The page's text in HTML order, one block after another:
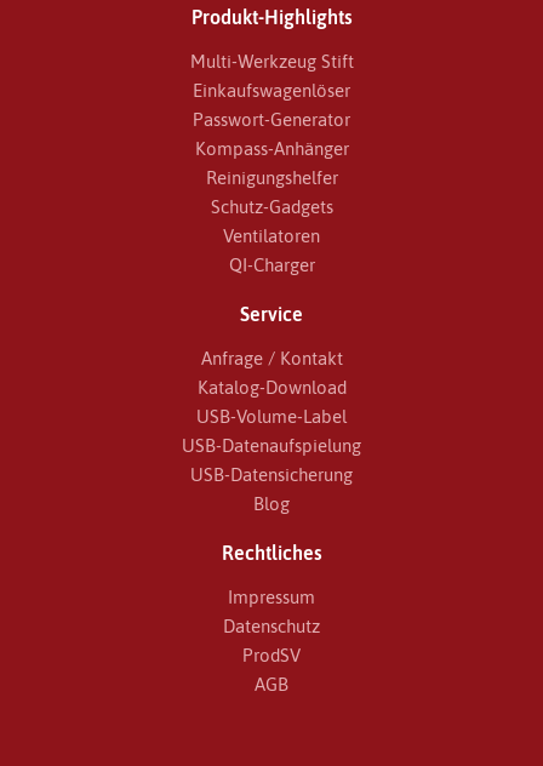
Produkt-Highlights
Multi-Werkzeug Stift
Einkaufswagenlöser
Passwort-Generator
Kompass-Anhänger
Reinigungshelfer
Schutz-Gadgets
Ventilatoren
QI-Charger
Service
Anfrage / Kontakt
Katalog-Download
USB-Volume-Label
USB-Datenaufspielung
USB-Datensicherung
Blog
Rechtliches
Impressum
Datenschutz
ProdSV
AGB